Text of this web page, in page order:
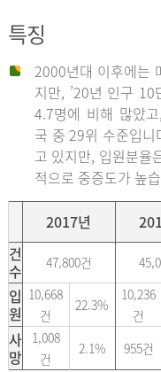
특징
2000년대 이후에는
지만, ’20년 인구
4.7명에 비해 많았
국 중 29위 수준입
고 있지만, 입원분율
적으로 중증도가 높
2017년
건
수
47,800건
입
원
10,668
건
22.3%
10,236
건
사
망
1,008
건
2.1% 955건